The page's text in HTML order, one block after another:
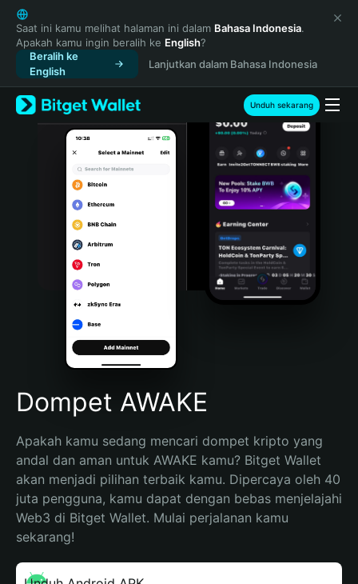
English
日本語
Tiếng Việt
Русский
Español (Latinoamérica)
Türkçe
Italiano
Português (Portugal)
Bahasa Indonesia
Português (Brasil)
Español (Argentina)
Saat ini kamu melihat halaman ini dalam Bahasa Indonesia.
Apakah kamu ingin beralih ke English?
Beralih ke
English
Lanjutkan dalam Bahasa Indonesia
Unduh sekarang
Dompet AWAKE
Apakah kamu sedang mencari dompet kripto yang
andal dan aman untuk AWAKE kamu? Bitget Wallet
akan menjadi pilihan terbaik kamu. Dipercaya oleh 40
juta pengguna, kamu dapat dengan bebas menjelajahi
Web3 di Bitget Wallet. Mulai perjalanan kamu
sekarang!